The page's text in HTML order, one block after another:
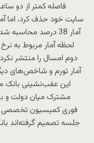
فاصله کمتر از دو
سایت خود حذف کرد، اما
آمار 38 درصد
لحظه آمار مربوط به
دوم امسال را منتشر
آمار تورم و شاخص‌های
این عقب‌نشینی بانک
مشترک میان دولت و
فوری کمیسیون تخصصی
جلسه تصمیم گرفته‌اند